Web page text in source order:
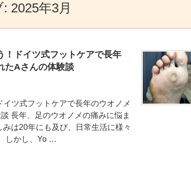
2025年3月
！ドイツ式フットケアで長年
たAさんの体験談
イツ式フットケアで長年のウオノメ
長年、足のウオノメの痛みに悩ま
は20年にも及び、日常生活に様々
しかし、Yo …